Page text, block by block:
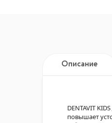
Описание
DENTAVIT
повышает